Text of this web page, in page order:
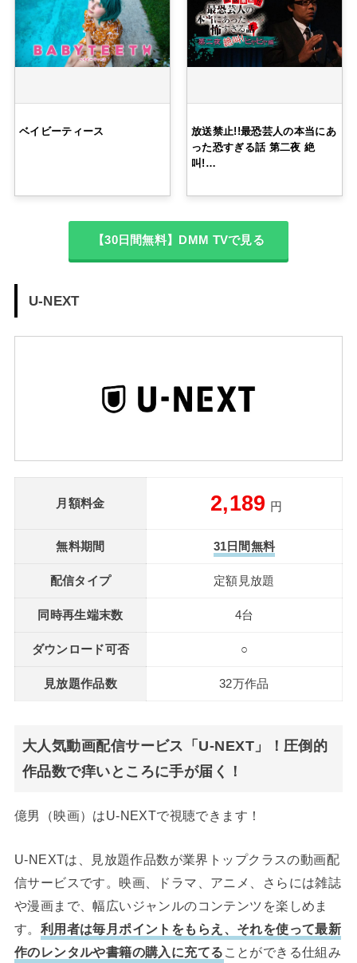
ベイビーティース
放送禁止!!最恐芸人の本当にあ
った恐すぎる話 第二夜 絶
叫!…
【30日間無料】DMM TVで見る
U-NEXT
月額料金 2,189 円
無料期間 31日間無料
配信タイプ 定額見放題
同時再生端末数 4台
ダウンロード可否 ○
見放題作品数 32万作品
大人気動画配信サービス「U-NEXT」！圧倒的
作品数で痒いところに手が届く！
億男（映画）はU-NEXTで視聴できます！
U-NEXTは、見放題作品数が業界トップクラスの動画配
信サービスです。映画、ドラマ、アニメ、さらには雑誌
や漫画まで、幅広いジャンルのコンテンツを楽しめま
す。 利用者は毎月ポイントをもらえ、それを使って最新
作のレンタルや書籍の購入に充てる ことができる仕組み